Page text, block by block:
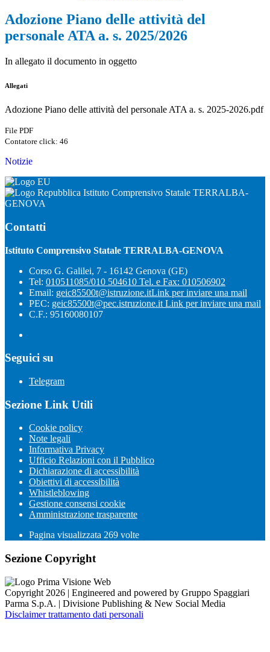
Adozione Piano delle attività del
personale ATA a. s. 2025/2026
In allegato il documento in oggetto
Allegati
Adozione Piano delle attività del personale ATA a. s. 2025-2026.pdf
File PDF
Contatore click: 46
Notizie
Istituto Comprensivo Statale TERRALBA-
GENOVA
Contatti
Istituto Comprensivo Statale TERRALBA-GENOVA
Corso G. Galilei, 7 - 16142 Genova (GE)
Tel: 010511085/010 504610 Tel. e Fax: 010506902
Email: geic85500t@istruzione.itLink per inviare una mail
PEC: geic85500t@pec.istruzione.it Link per inviare una mail
C.F.: 95160080107
Seguici su
Telegram
Sezione Link Utili
Cookie policy
Note legali
Informativa Privacy
Ufficio Relazioni con il Pubblico
Dichiarazione di accessibilità
Obiettivi di accessibilità
Whistleblowing
Gestione consensi cookie
Amministrazione trasparente
Pagina visualizzata 269 volte
Sezione Copyright
Copyright 2026 | Engineered and powered by Gruppo Spaggiari
Parma S.p.A. | Divisione Publishing & New Social Media
Disclaimer trattamento dati personali